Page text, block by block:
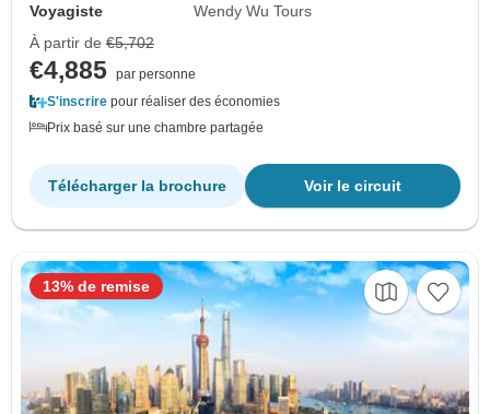
Voyagiste
Wendy Wu Tours
À partir de €5,702
€4,885 par personne
S'inscrire pour réaliser des économies
Prix basé sur une chambre partagée
Voir le circuit
Télécharger la brochure
13% de remise